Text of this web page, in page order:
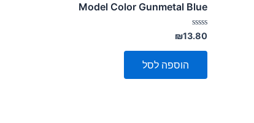
Model Color Gunmetal Blue
דורג
0
מתוך
₪13.80
הוספה לסל